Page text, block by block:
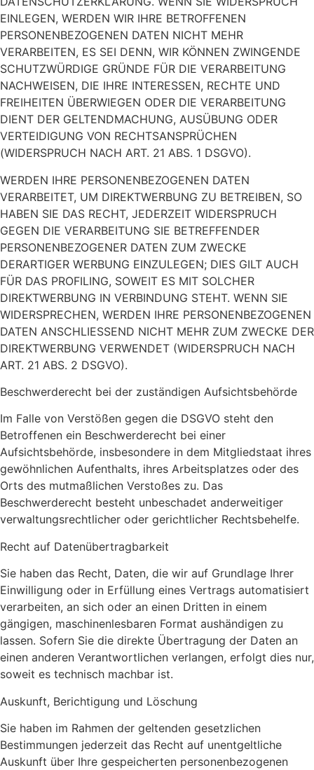
EINLEGEN, WERDEN WIR IHRE BETROFFENEN
PERSONENBEZOGENEN DATEN NICHT MEHR
VERARBEITEN, ES SEI DENN, WIR KÖNNEN ZWINGENDE
SCHUTZWÜRDIGE GRÜNDE FÜR DIE VERARBEITUNG
NACHWEISEN, DIE IHRE INTERESSEN, RECHTE UND
FREIHEITEN ÜBERWIEGEN ODER DIE VERARBEITUNG
DIENT DER GELTENDMACHUNG, AUSÜBUNG ODER
VERTEIDIGUNG VON RECHTSANSPRÜCHEN
(WIDERSPRUCH NACH ART. 21 ABS. 1 DSGVO).
WERDEN IHRE PERSONENBEZOGENEN DATEN
VERARBEITET, UM DIREKTWERBUNG ZU BETREIBEN, SO
HABEN SIE DAS RECHT, JEDERZEIT WIDERSPRUCH
GEGEN DIE VERARBEITUNG SIE BETREFFENDER
PERSONENBEZOGENER DATEN ZUM ZWECKE
DERARTIGER WERBUNG EINZULEGEN; DIES GILT AUCH
FÜR DAS PROFILING, SOWEIT ES MIT SOLCHER
DIREKTWERBUNG IN VERBINDUNG STEHT. WENN SIE
WIDERSPRECHEN, WERDEN IHRE PERSONENBEZOGENEN
DATEN ANSCHLIESSEND NICHT MEHR ZUM ZWECKE DER
DIREKTWERBUNG VERWENDET (WIDERSPRUCH NACH
ART. 21 ABS. 2 DSGVO).
Beschwerde­recht bei der zuständigen Aufsichts­behörde
Im Falle von Verstößen gegen die DSGVO steht den
Betroffenen ein Beschwerderecht bei einer
Aufsichtsbehörde, insbesondere in dem Mitgliedstaat ihres
gewöhnlichen Aufenthalts, ihres Arbeitsplatzes oder des
Orts des mutmaßlichen Verstoßes zu. Das
Beschwerderecht besteht unbeschadet anderweitiger
verwaltungsrechtlicher oder gerichtlicher Rechtsbehelfe.
Recht auf Daten­übertrag­barkeit
Sie haben das Recht, Daten, die wir auf Grundlage Ihrer
Einwilligung oder in Erfüllung eines Vertrags automatisiert
verarbeiten, an sich oder an einen Dritten in einem
gängigen, maschinenlesbaren Format aushändigen zu
lassen. Sofern Sie die direkte Übertragung der Daten an
einen anderen Verantwortlichen verlangen, erfolgt dies nur,
soweit es technisch machbar ist.
Auskunft, Berichtigung und Löschung
Sie haben im Rahmen der geltenden gesetzlichen
Bestimmungen jederzeit das Recht auf unentgeltliche
Auskunft über Ihre gespeicherten personenbezogenen